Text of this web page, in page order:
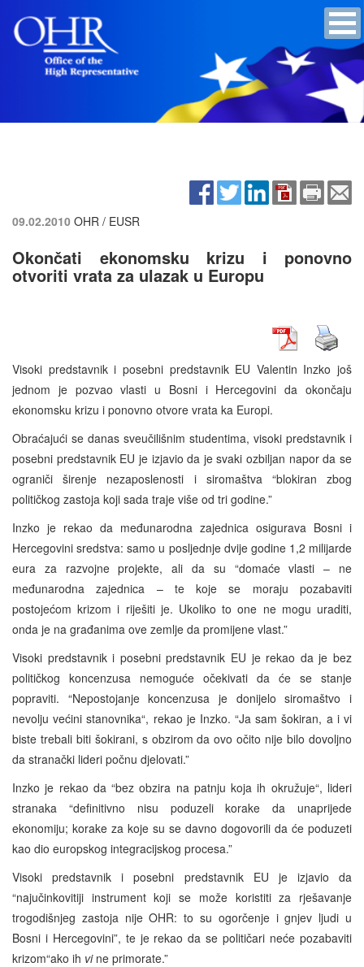
09.02.2010 OHR / EUSR
Okončati ekonomsku krizu i ponovno
otvoriti vrata za ulazak u Europu
Visoki predstavnik i posebni predstavnik EU Valentin Inzko još
jednom je pozvao vlasti u Bosni i Hercegovini da okončaju
ekonomsku krizu i ponovno otvore vrata ka Europi.
Obraćajući se danas sveučilišnim studentima, visoki predstavnik i
posebni predstavnik EU je izjavio da je svaki ozbiljan napor da se
ograniči širenje nezaposlenosti i siromaštva “blokiran zbog
političkog zastoja koji sada traje više od tri godine.”
Inzko je rekao da međunarodna zajednica osigurava Bosni i
Hercegovini sredstva: samo u posljednje dvije godine 1,2 milijarde
eura za razvojne projekte, ali da su “domaće vlasti – ne
međunarodna zajednica – te koje se moraju pozabaviti
postojećom krizom i riješiti je. Ukoliko to one ne mogu uraditi,
onda je na građanima ove zemlje da promijene vlast.”
Visoki predstavnik i posebni predstavnik EU je rekao da je bez
političkog koncenzusa nemoguće očekivati da će se stanje
popraviti. “Nepostojanje koncenzusa je donijelo siromaštvo i
nevolju većini stanovnika“, rekao je Inzko. “Ja sam šokiran, a i vi
biste trebali biti šokirani, s obzirom da ovo očito nije bilo dovoljno
da stranački lideri počnu djelovati.”
Inzko je rekao da “bez obzira na patnju koja ih okružuje“, lideri
stranaka “definitivno nisu poduzeli korake da unaprijede
ekonomiju; korake za koje su se davno dogovorili da će poduzeti
kao dio europskog integracijskog procesa.”
Visoki predstavnik i posebni predstavnik EU je izjavio da
“najučinkovitiji instrument koji se može koristiti za rješavanje
trogodišnjeg zastoja nije OHR: to su ogorčenje i gnjev ljudi u
Bosni i Hercegovini”, te je rekao da se političari neće pozabaviti
krizom“ako ih vi ne primorate.”